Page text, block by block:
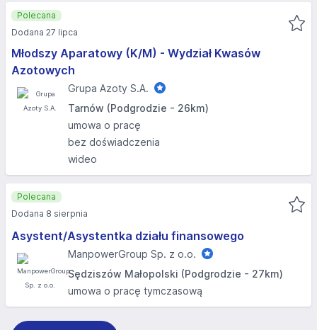
Młodszy Aparatowy (K/M) - Wydział Kwasów
Azotowych
Grupa Azoty S.A.
Tarnów (Podgrodzie - 26km)
umowa o pracę
bez doświadczenia
wideo
Polecana
Dodana 27 lipca
Asystent/Asystentka działu finansowego
ManpowerGroup Sp. z o.o.
Sędziszów Małopolski (Podgrodzie - 27km)
umowa o pracę tymczasową
Polecana
Dodana 8 sierpnia